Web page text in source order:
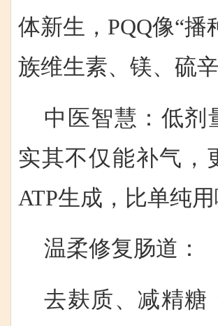
体新生，PQQ像“播
族维生素、镁、硫
中医智慧：低剂
实其不仅能补气，
ATP生成，比单纯
温柔修复肠道：
去麸质、减精糖